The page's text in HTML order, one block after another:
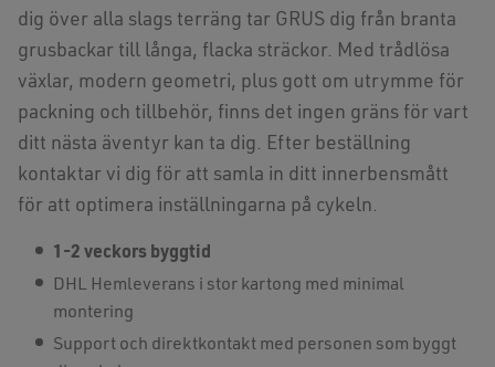
dig över alla slags terräng tar GRUS dig från branta
grusbackar till långa, flacka sträckor. Med trådlösa
växlar, modern geometri, plus gott om utrymme för
packning och tillbehör, finns det ingen gräns för vart
ditt nästa äventyr kan ta dig. Efter beställning
kontaktar vi dig för att samla in ditt innerbensmått
för att optimera inställningarna på cykeln.
1-2 veckors byggtid
DHL Hemleverans i stor kartong med minimal
montering
Support och direktkontakt med personen som byggt